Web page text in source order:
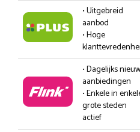
• Uitgebreid
aanbod
• Hoge
• Dagelijks
aanbiedingen
• Enkele in
grote steden
actief